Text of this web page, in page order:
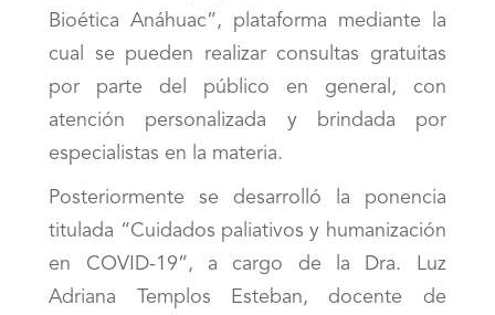
Bioética Anáhuac”, plataforma mediante la
cual se pueden realizar consultas gratuitas
por parte del público en general, con
atención personalizada y brindada por
especialistas en la materia.
Posteriormente se desarrolló la ponencia
titulada “Cuidados paliativos y humanización
en COVID-19”, a cargo de la Dra. Luz
Adriana Templos Esteban, docente de